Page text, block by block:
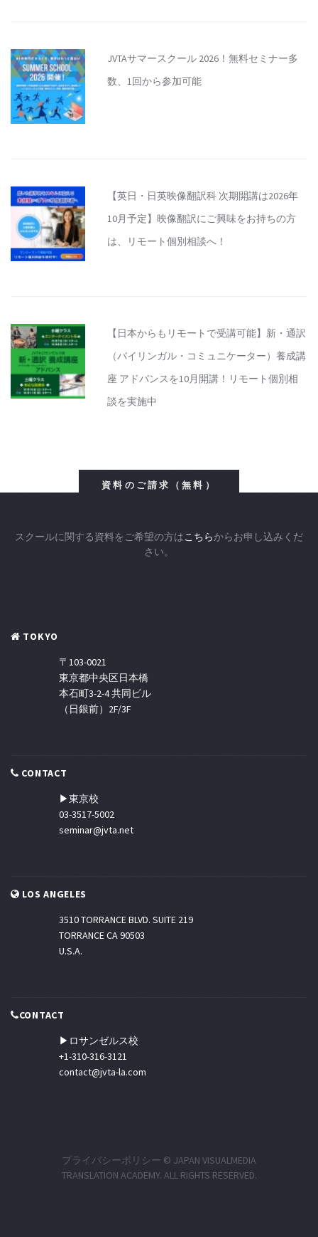
JVTAサマースクール 2026！無料セミナー多
数、1回から参加可能
【英日・日英映像翻訳科 次期開講は2026年
10月予定】映像翻訳にご興味をお持ちの方
は、リモート個別相談へ！
【日本からもリモートで受講可能】新・通訳
（バイリンガル・コミュニケーター）養成講
座 アドバンスを10月開講！リモート個別相
談を実施中
資料のご請求（無料）
スクールに関する資料をご希望の方はこちらからお申し込みくだ
さい。
TOKYO
〒103-0021
東京都中央区日本橋
本石町3-2-4 共同ビル
（日銀前）2F/3F
CONTACT
▶東京校
03-3517-5002
seminar@jvta.net
LOS ANGELES
3510 TORRANCE BLVD. SUITE 219
TORRANCE CA 90503
U.S.A.
CONTACT
▶ロサンゼルス校
+1-310-316-3121
contact@jvta-la.com
プライバシーポリシー © JAPAN VISUALMEDIA
TRANSLATION ACADEMY. ALL RIGHTS RESERVED.